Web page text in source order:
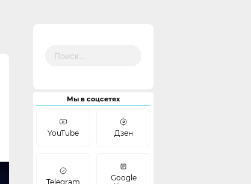
Мы в соцсетях
YouTube Дзен
Telegram
Google